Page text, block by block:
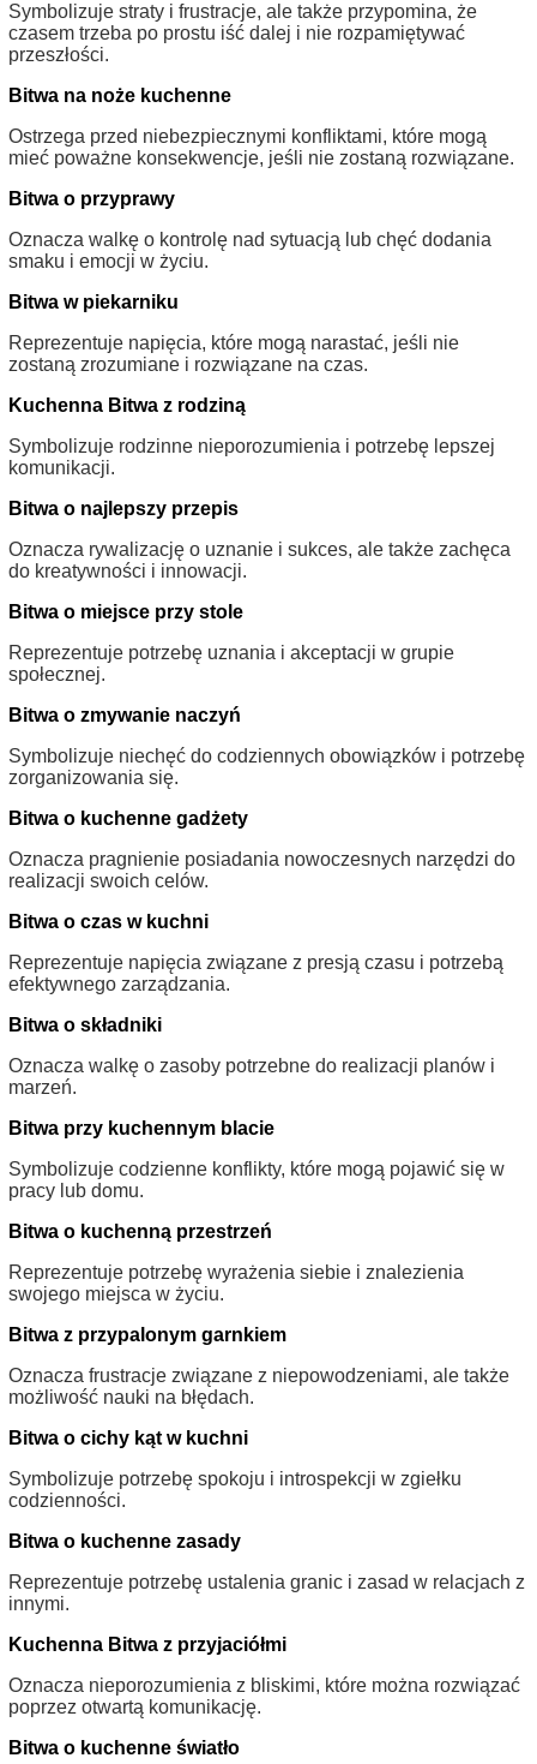
Symbolizuje straty i frustracje, ale także przypomina, że
czasem trzeba po prostu iść dalej i nie rozpamiętywać
przeszłości.
Bitwa na noże kuchenne
Ostrzega przed niebezpiecznymi konfliktami, które mogą
mieć poważne konsekwencje, jeśli nie zostaną rozwiązane.
Bitwa o przyprawy
Oznacza walkę o kontrolę nad sytuacją lub chęć dodania
smaku i emocji w życiu.
Bitwa w piekarniku
Reprezentuje napięcia, które mogą narastać, jeśli nie
zostaną zrozumiane i rozwiązane na czas.
Kuchenna Bitwa z rodziną
Symbolizuje rodzinne nieporozumienia i potrzebę lepszej
komunikacji.
Bitwa o najlepszy przepis
Oznacza rywalizację o uznanie i sukces, ale także zachęca
do kreatywności i innowacji.
Bitwa o miejsce przy stole
Reprezentuje potrzebę uznania i akceptacji w grupie
społecznej.
Bitwa o zmywanie naczyń
Symbolizuje niechęć do codziennych obowiązków i potrzebę
zorganizowania się.
Bitwa o kuchenne gadżety
Oznacza pragnienie posiadania nowoczesnych narzędzi do
realizacji swoich celów.
Bitwa o czas w kuchni
Reprezentuje napięcia związane z presją czasu i potrzebą
efektywnego zarządzania.
Bitwa o składniki
Oznacza walkę o zasoby potrzebne do realizacji planów i
marzeń.
Bitwa przy kuchennym blacie
Symbolizuje codzienne konflikty, które mogą pojawić się w
pracy lub domu.
Bitwa o kuchenną przestrzeń
Reprezentuje potrzebę wyrażenia siebie i znalezienia
swojego miejsca w życiu.
Bitwa z przypalonym garnkiem
Oznacza frustracje związane z niepowodzeniami, ale także
możliwość nauki na błędach.
Bitwa o cichy kąt w kuchni
Symbolizuje potrzebę spokoju i introspekcji w zgiełku
codzienności.
Bitwa o kuchenne zasady
Reprezentuje potrzebę ustalenia granic i zasad w relacjach z
innymi.
Kuchenna Bitwa z przyjaciółmi
Oznacza nieporozumienia z bliskimi, które można rozwiązać
poprzez otwartą komunikację.
Bitwa o kuchenne światło